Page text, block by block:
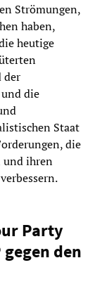
Strömungen,
haben,
heutige
der
die
Staat
die
und ihren
Party
den